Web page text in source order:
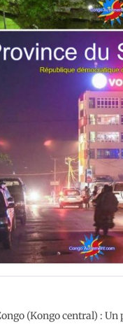
(Kongo central) :